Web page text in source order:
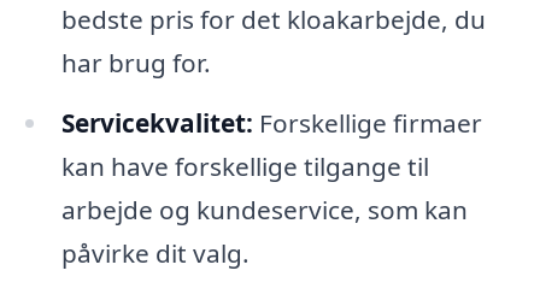
bedste pris for det kloakarbejde, du
har brug for.
Servicekvalitet: Forskellige firmaer
kan have forskellige tilgange til
arbejde og kundeservice, som kan
påvirke dit valg.